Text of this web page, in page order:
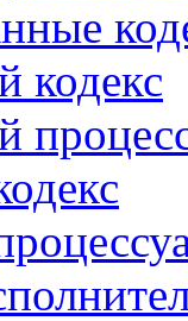
кодекс